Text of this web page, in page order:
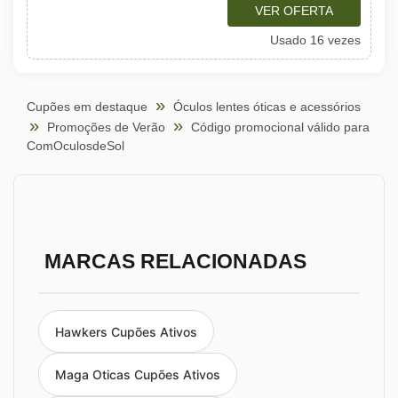
VER OFERTA
Usado 16 vezes
Cupões em destaque
Óculos lentes óticas e acessórios
Promoções de Verão
Código promocional válido para
ComOculosdeSol
MARCAS RELACIONADAS
Hawkers Cupões Ativos
Maga Oticas Cupões Ativos